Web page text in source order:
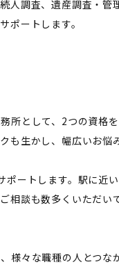
人調査、遺産調査・管
ポートします。
所として、2つの資格
生かし、幅広いお悩
ートします。駅に近
相談も数多くいただい
様々な職種の人とつな